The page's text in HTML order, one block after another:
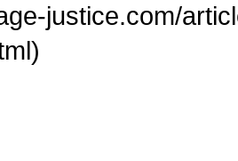
justice.com/